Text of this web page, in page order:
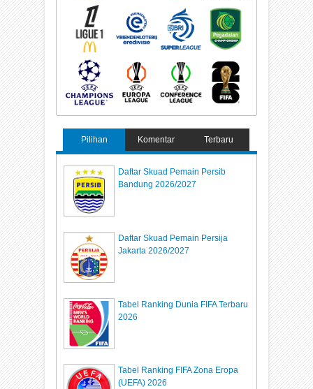
Pilihan Komentar Terbaru
Daftar Skuad Pemain Persib
Bandung 2026/2027
Daftar Skuad Pemain Persija
Jakarta 2026/2027
Tabel Ranking Dunia FIFA Terbaru
2026
Tabel Ranking FIFA Zona Eropa
(UEFA) 2026